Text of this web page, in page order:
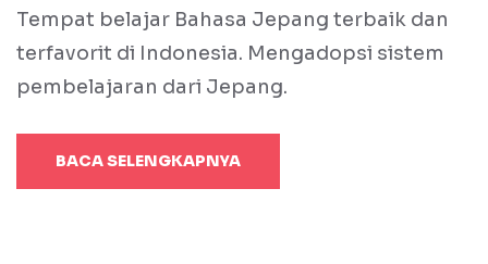
Tempat belajar Bahasa Jepang terbaik dan
terfavorit di Indonesia. Mengadopsi sistem
pembelajaran dari Jepang.
BACA SELENGKAPNYA